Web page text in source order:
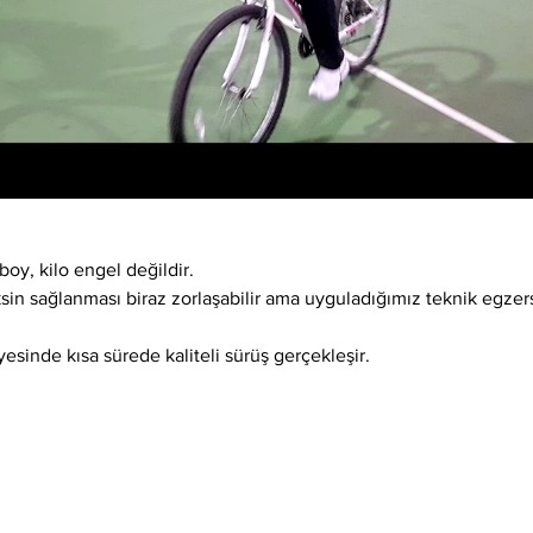
kilo engel değildir.
sağlanması biraz zorlaşabilir ama uyguladığımız teknik
kısa sürede kaliteli sürüş gerçekleşir.